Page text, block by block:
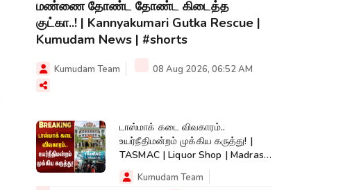
மண்ணை தோண்ட தோண்ட கிடைத்த
குட்கா..! | Kannyakumari Gutka Rescue |
Kumudam News | #shorts
Kumudam Team 08 Aug 2026, 06:52 AM
டாஸ்மாக் கடை விவகாரம்..
உயர்நீதிமன்றம் முக்கிய கருத்து! |
TASMAC | Liquor Shop | Madras
High Court
Kumudam Team